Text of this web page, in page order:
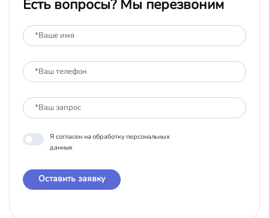
Есть вопросы? Мы перезвоним
Я согласен на обработку персональных
данных
Оставить заявку